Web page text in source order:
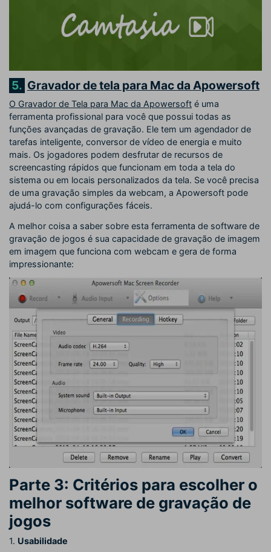
5. Gravador de tela para Mac da Apowersoft
O Gravador de Tela para Mac da Apowersoft é uma
ferramenta profissional para você que possui todas as
funções avançadas de gravação. Ele tem um agendador de
tarefas inteligente, conversor de vídeo de energia e muito
mais. Os jogadores podem desfrutar de recursos de
screencasting rápidos que funcionam em toda a tela do
sistema ou em locais personalizados da tela. Se você precisa
de uma gravação simples da webcam, a Apowersoft pode
ajudá-lo com configurações fáceis.
A melhor coisa a saber sobre esta ferramenta de software de
gravação de jogos é sua capacidade de gravação de imagem
em imagem que funciona com webcam e gera de forma
impressionante:
Parte 3: Critérios para escolher o
melhor software de gravação de
jogos
1. Usabilidade